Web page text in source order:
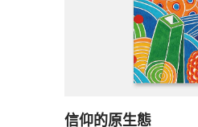
信仰的原生態